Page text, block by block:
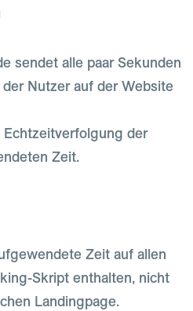
sendet alle paar Sekunden
Nutzer auf der Website
der
Zeit.
Zeit auf allen
Skript enthalten, nicht
Landingpage.